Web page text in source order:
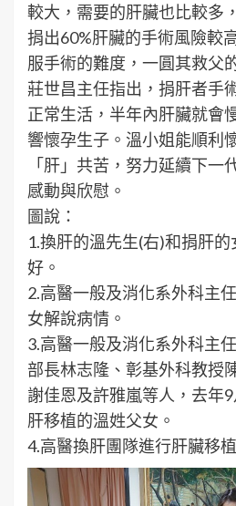
較大，需要的肝臟也比較多
捐出60%肝臟的手術風險較
服手術的難度，一圓其救父
莊世昌主任指出，捐肝者手
正常生活，半年內肝臟就會
響懷孕生子。溫小姐能順利
「肝」共苦，努力延續下一
感動與欣慰。
圖說：
1.換肝的溫先生(右)和捐肝
好。
2.高醫一般及消化系外科主
女解說病情。
3.高醫一般及消化系外科主
部長林志隆、彰基外科教授
謝佳恩及許雅嵐等人，去年
肝移植的溫姓父女。
4.高醫換肝團隊進行肝臟移